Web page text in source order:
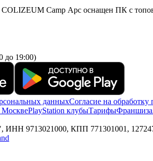
Camp Арс оснащен ПК с
до 19:00)
данныхСогласие на
PlayStation клубыТарифыФраншиза
9713021000, КПП 771301001, 127247,